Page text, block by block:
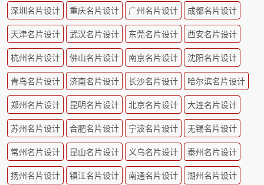
深圳名片设计 重庆名片设计 广州名片设计 成都名片设计
天津名片设计 武汉名片设计 东莞名片设计 西安名片设计
杭州名片设计 佛山名片设计 南京名片设计 沈阳名片设计
青岛名片设计 济南名片设计 长沙名片设计 哈尔滨名片设计
郑州名片设计 昆明名片设计 北京名片设计 大连名片设计
苏州名片设计 合肥名片设计 宁波名片设计 无锡名片设计
常州名片设计 昆山名片设计 义乌名片设计 泰州名片设计
扬州名片设计 镇江名片设计 南通名片设计 湖州名片设计